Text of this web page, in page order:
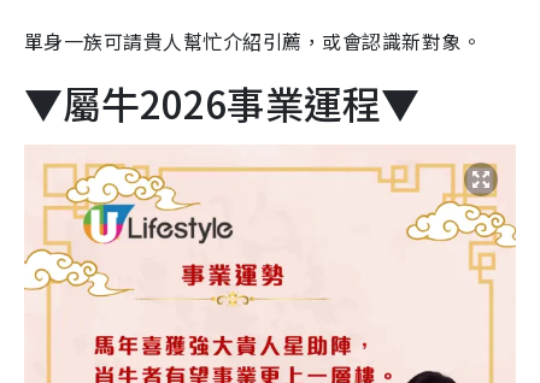
單身一族可請貴人幫忙介紹引薦，或會認識新對象。
▼屬牛2026事業運程▼